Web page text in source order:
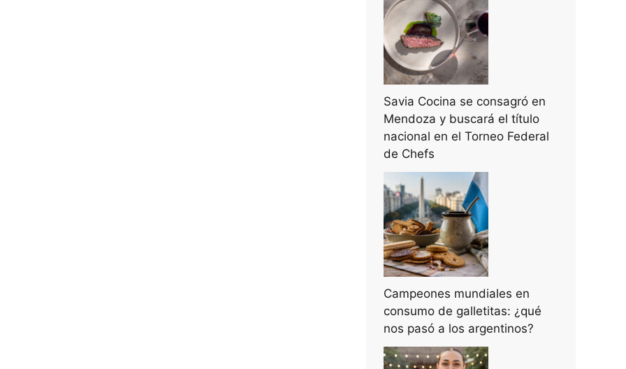
Savia Cocina se consagró en
Mendoza y buscará el título
nacional en el Torneo Federal
de Chefs
Campeones mundiales en
consumo de galletitas: ¿qué
nos pasó a los argentinos?